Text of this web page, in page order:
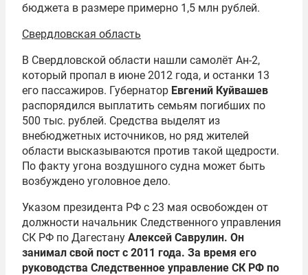
бюджета в размере примерно 1,5 млн рублей.
Свердловская область
В Свердловской области нашли самолёт Ан-2,
который пропал в июне 2012 года, и останки 13
его пассажиров. Губернатор Евгений Куйвашев
распорядился выплатить семьям погибших по
500 тыс. рублей. Средства выделят из
внебюджетных источников, но ряд жителей
области высказываются против такой щедрости.
По факту угона воздушного судна может быть
возбуждено уголовное дело.
Указом президента РФ с 23 мая освобожден от
должности начальник Следственного управления
СК РФ по Дагестану Алексей Саврулин. Он
занимал свой пост с 2011 года. За время его
руководства Следственное управление СК РФ по